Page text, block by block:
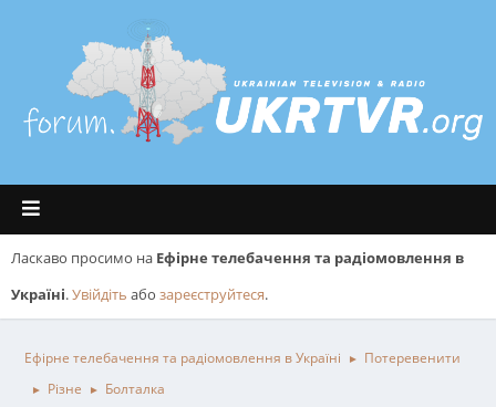
Ласкаво просимо на Ефірне телебачення та радіомовлення в
Україні.Увійдіть або зареєструйтеся.
Ефірне телебачення та радіомовлення в Україні ► Потеревенити
► Різне ► Болталка